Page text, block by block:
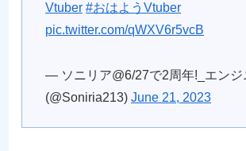
Vtuber #おはようVtuber
pic.twitter.com/qWXV6r5vcB
— ソニリア@6/27で2周年!_エンジ
(@Soniria213) June 21, 2023